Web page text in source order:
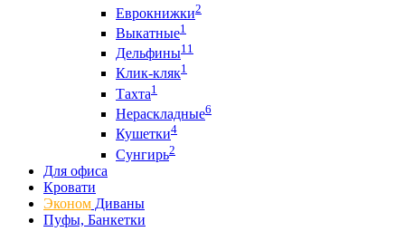
Еврокнижки2
Выкатные1
Дельфины11
Клик-кляк1
Тахта1
Нераскладные6
Кушетки4
Сунгирь2
Для офиса
Кровати
Эконом Диваны
Пуфы, Банкетки